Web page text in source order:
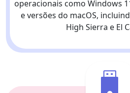
operacionais como Windows
e versões do macOS,
High Sierra e El